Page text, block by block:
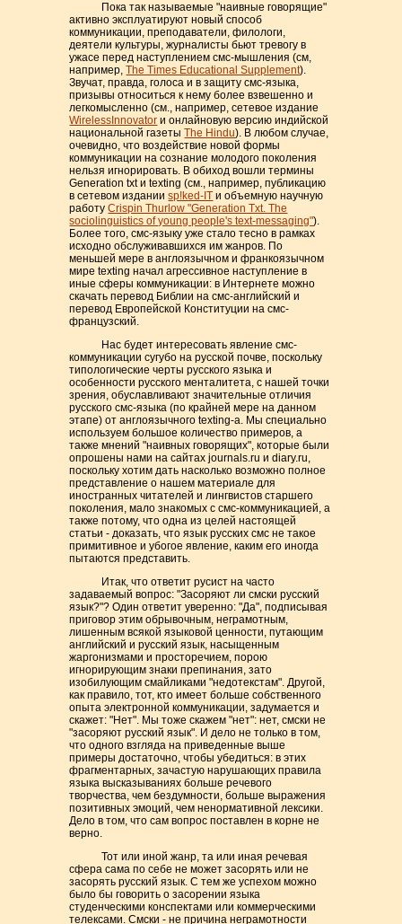
Пока так называемые "наивные говорящие"
активно эксплуатируют новый способ
коммуникации, преподаватели, филологи,
деятели культуры, журналисты бьют тревогу в
ужасе перед наступлением смс-мышления (см,
например,The Times Educational Supplement).
Звучат, правда, голоса и в защиту смс-языка,
призывы относиться к нему более взвешенно и
легкомысленно (см., например, cетевое издание
WirelessInnovator и онлайновую версию индийской
национальной газетыThe Hindu). В любом случае,
очевидно, что воздействие новой формы
коммуникации на сознание молодого поколения
нельзя игнорировать. В обиход вошли термины
Generation txt и texting (см., например, публикацию
в сетевом изданииsp!ked-IT и объемную научную
работуCrispin Thurlow "Generation Txt. The
sociolinguistics of young people's text-messaging").
Более того, смс-языку уже стало тесно в рамках
исходно обслуживавшихся им жанров. По
меньшей мере в англоязычном и франкоязычном
мире texting начал агрессивное наступление в
иные сферы коммуникации: в Интернете можно
скачать перевод Библии на смс-английский и
перевод Европейской Конституции на смс-
французский.
Нас будет интересовать явление смс-
коммуникации сугубо на русской почве, поскольку
типологические черты русского языка и
особенности русского менталитета, с нашей точки
зрения, обуславливают значительные отличия
русского смс-языка (по крайней мере на данном
этапе) от англоязычного texting-а. Мы специально
используем большое количество примеров, а
также мнений "наивных говорящих", которые были
опрошены нами на сайтах journals.ru и diary.ru,
поскольку хотим дать насколько возможно полное
представление о нашем материале для
иностранных читателей и лингвистов старшего
поколения, мало знакомых с смс-коммуникацией, а
также потому, что одна из целей настоящей
статьи - доказать, что язык русских смс не такое
примитивное и убогое явление, каким его иногда
пытаются представить.
Итак, что ответит русист на часто
задаваемый вопрос: "Засоряют ли смски русский
язык?"? Один ответит уверенно: "Да", подписывая
приговор этим обрывочным, неграмотным,
лишенным всякой языковой ценности, путающим
английский и русский язык, насыщенным
жаргонизмами и просторечием, порою
игнорирующим знаки препинания, зато
изобилующим смайликами "недотекстам". Другой,
как правило, тот, кто имеет больше собственного
опыта электронной коммуникации, задумается и
скажет: "Нет". Мы тоже скажем "нет": нет, смски не
"засоряют русский язык". И дело не только в том,
что одного взгляда на приведенные выше
примеры достаточно, чтобы убедиться: в этих
фрагментарных, зачастую нарушающих правила
языка высказываниях больше речевого
творчества, чем бездумности, больше выражения
позитивных эмоций, чем ненормативной лексики.
Дело в том, что сам вопрос поставлен в корне не
верно.
Тот или иной жанр, та или иная речевая
сфера сама по себе не может засорять или не
засорять русский язык. С тем же успехом можно
было бы говорить о засорении языка
студенческими конспектами или коммерческими
телексами. Смски - не причина неграмотности